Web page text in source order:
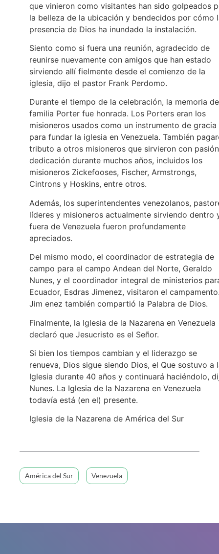
que vinieron como visitantes han sido golpeados
la belleza de la ubicación y bendecidos por cómo
presencia de Dios ha inundado la instalación.
Siento como si fuera una reunión, agradecido de
reunirse nuevamente con amigos que han estado
sirviendo allí fielmente desde el comienzo de la
iglesia, dijo el pastor Frank Perdomo.
Durante el tiempo de la celebración, la memoria
familia Porter fue honrada. Los Porters eran los
misioneros usados como un instrumento de gracia
para fundar la iglesia en Venezuela. También
tributo a otros misioneros que sirvieron con
dedicación durante muchos años, incluidos los
misioneros Zickefooses, Fischer, Armstrongs,
Cintrons y Hoskins, entre otros.
Además, los superintendentes venezolanos,
líderes y misioneros actualmente sirviendo dentro
fuera de Venezuela fueron profundamente
apreciados.
Del mismo modo, el coordinador de estrategia de
campo para el campo Andean del Norte, Geraldo
Nunes, y el coordinador integral de ministerios
Ecuador, Esdras Jimenez, visitaron el
Jim enez también compartió la Palabra de Dios.
Finalmente, la Iglesia de la Nazarena en Venezuela
declaró que Jesucristo es el Señor.
Si bien los tiempos cambian y el liderazgo se
renueva, Dios sigue siendo Dios, el Que sostuvo a
Iglesia durante 40 años y continuará haciéndolo,
Nunes. La Iglesia de la Nazarena en Venezuela
todavía está (en el) presente.
Iglesia de la Nazarena de América del Sur
América del Sur Venezuela